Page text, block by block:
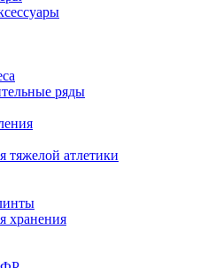
ряды
тяжелой атлетики
хранения